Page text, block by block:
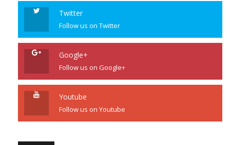
Twitter
Follow us on Twitter
Google+
Follow us on Google+
Youtube
Follow us on Youtube